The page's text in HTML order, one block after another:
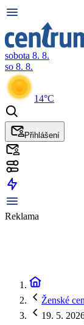
sobota 8. 8.
so 8. 8.
14°C
Přihlášení
Reklama
Ženské
19. 5.